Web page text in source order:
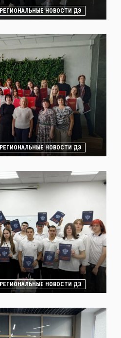
РЕГИОНАЛЬНЫЕ НОВОСТИ ДЭ
РЕГИОНАЛЬНЫЕ НОВОСТИ ДЭ
РЕГИОНАЛЬНЫЕ НОВОСТИ ДЭ